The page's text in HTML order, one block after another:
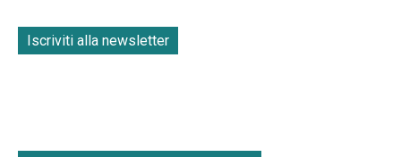
Iscriviti alla newsletter